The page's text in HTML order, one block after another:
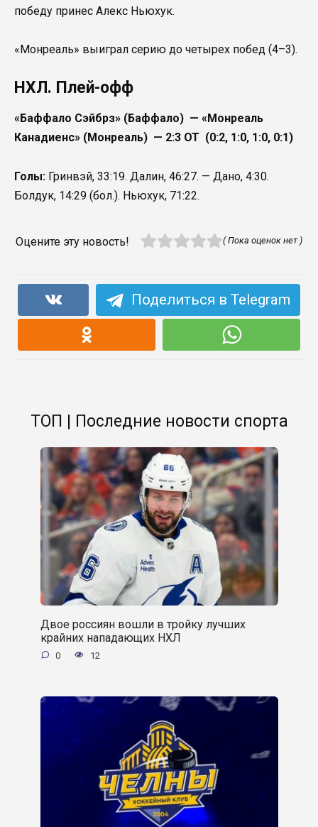
победу принес Алекс Ньюхук.
«Монреаль» выиграл серию до четырех побед (4–3).
НХЛ. Плей-офф
«Баффало Сэйбрз» (Баффало) — «Монреаль
Канадиенс» (Монреаль) — 2:3 ОТ (0:2, 1:0, 1:0, 0:1)
Голы: Гринвэй, 33:19. Далин, 46:27. — Дано, 4:30.
Болдук, 14:29 (бол.). Ньюхук, 71:22.
Оцените эту новость! ( Пока оценок нет )
Поделиться в Telegram
ТОП | Последние новости спорта
Двое россиян вошли в тройку лучших
крайних нападающих НХЛ
0 12